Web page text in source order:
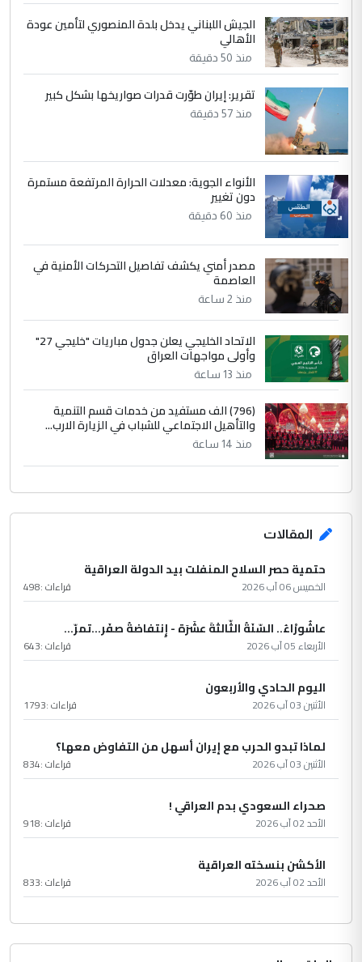
الموضوع :
الجواهري يرد على صدام حسين سل
مضجعيك يابن الزنا (نص كامل)
التعليق : تحياتي لك استاذ حامدتركان. كلام
دقيق ومسؤول؛ فالاستثمار الحقيقي للإنسان
وثروات البلد يعتمد على الكفاءة ...
الموضوع :
بين الإهمال واغتصاب الأرض.. بلاد
الرافدين تعاني الجفاف والتصحر!!
الجيش اللبناني يدخل بلدة المنصوري لتأمين عودة
الأهالي
منذ 50 دقيقة
تقرير: إيران طوّرت قدرات صواريخها بشكل كبير
منذ 57 دقيقة
الأنواء الجوية: معدلات الحرارة المرتفعة مستمرة
دون تغيير
منذ 60 دقيقة
مصدر أمني يكشف تفاصيل التحركات الأمنية في
العاصمة
منذ 2 ساعة
الاتحاد الخليجي يعلن جدول مباريات "خليجي 27"
وأولى مواجهات العراق
منذ 13 ساعة
(796) الف مستفيد من خدمات قسم التنمية
والتأهيل الاجتماعي للشباب في الزيارة الارب...
منذ 14 ساعة
المقالات
حتمية حصر السلاح المنفلت بيد الدولة العراقية
الخميس 06 آب 2026 قراءات :498
عاشُورْاءُ.. السّنَةُ الثّالثةَ عشَرَة - إِنتفاضةُ صفَر…تمرّ...
الأربعاء 05 آب 2026 قراءات :643
اليوم الحادي والأربعون
الأثنين 03 آب 2026 قراءات :1793
لماذا تبدو الحرب مع إيران أسهل من التفاوض معها؟
الأثنين 03 آب 2026 قراءات :834
صحراء السعودي بدم العراقي !
الأحد 02 آب 2026 قراءات :918
الأكشن بنسخته العراقية
الأحد 02 آب 2026 قراءات :833